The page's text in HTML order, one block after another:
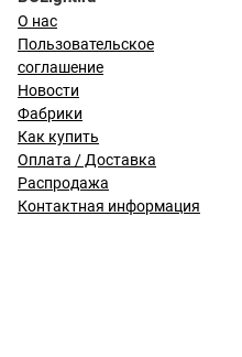
О нас
Пользовательское
соглашение
Новости
Фабрики
Как купить
Оплата / Доставка
Распродажа
Контактная информация